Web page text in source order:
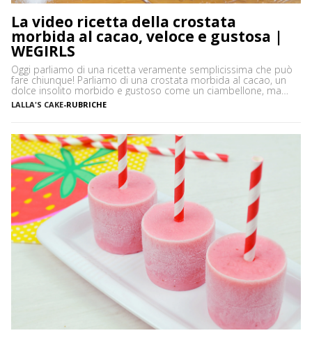
La video ricetta della crostata
morbida al cacao, veloce e gustosa |
WEGIRLS
Oggi parliamo di una ricetta veramente semplicissima che può
fare chiunque! Parliamo di una crostata morbida al cacao, un
dolce insolito morbido e gustoso come un ciambellone, ma
sopratutto versatile e semplice da preparare. Ecco il segreto del
successo della crostata morbida, che qui vi propongo nella
condensato. […]
LALLA'S CAKE-RUBRICHE